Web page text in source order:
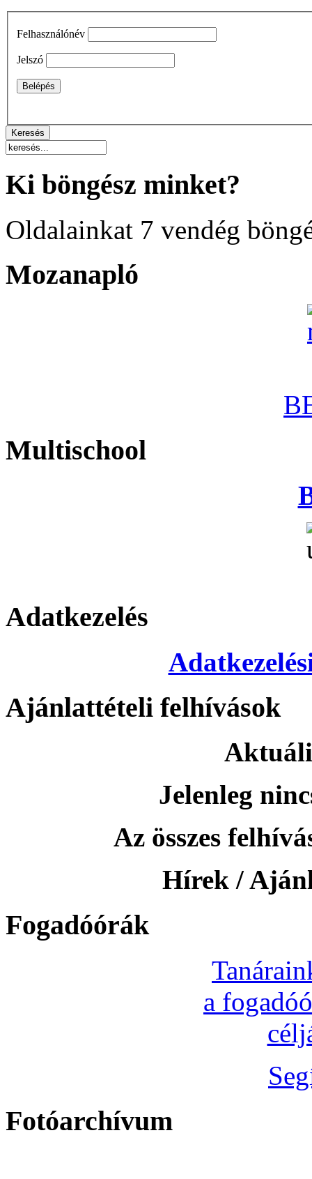
Felhasználónév
Jelszó
Ki böngész minket?
Oldalainkat 7 vendég
Mozanapló
Multischool
Adatkezelés
Ajánlattételi felhívások
Jelenleg
Az összes
Hírek /
Fogadóórák
a
Fotóarchívum